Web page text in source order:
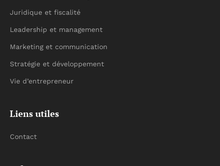
Juridique et fiscalité
Leadership et management
Marketing et communication
Stratégie et développement
Vie d’entrepreneur
Liens utiles
Contact